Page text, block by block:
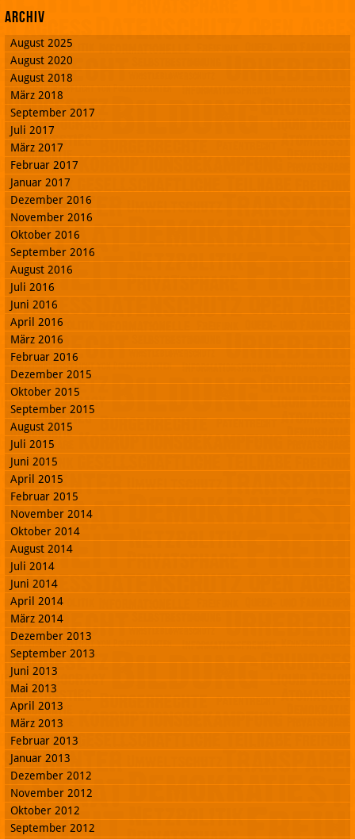
Archiv
August 2025
August 2020
August 2018
März 2018
September 2017
Juli 2017
März 2017
Februar 2017
Januar 2017
Dezember 2016
November 2016
Oktober 2016
September 2016
August 2016
Juli 2016
Juni 2016
April 2016
März 2016
Februar 2016
Dezember 2015
Oktober 2015
September 2015
August 2015
Juli 2015
Juni 2015
April 2015
Februar 2015
November 2014
Oktober 2014
August 2014
Juli 2014
Juni 2014
April 2014
März 2014
Dezember 2013
September 2013
Juni 2013
Mai 2013
April 2013
März 2013
Februar 2013
Januar 2013
Dezember 2012
November 2012
Oktober 2012
September 2012